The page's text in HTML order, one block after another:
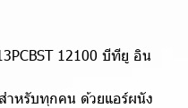
12100 บีทียู อิน
ำหรับทุกคน ด้วยแอร์ผนัง